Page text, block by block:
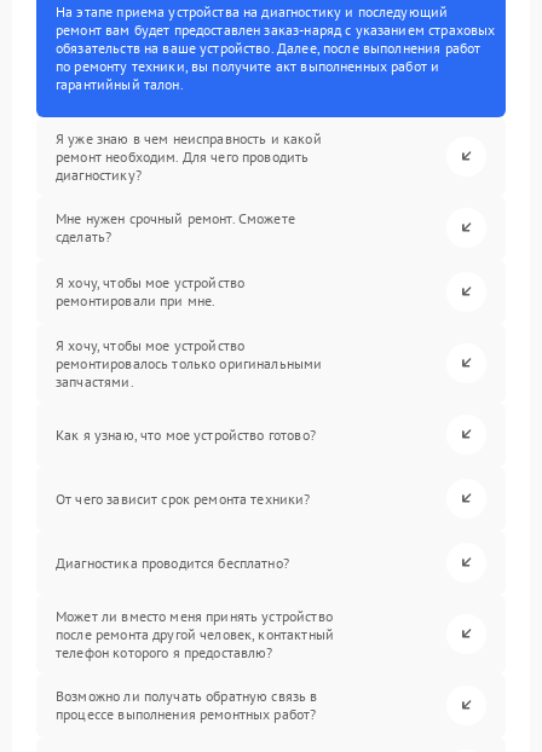
На этапе приема устройства на диагностику и последующий
ремонт вам будет предоставлен заказ-наряд с указанием страховых
обязательств на ваше устройство. Далее, после выполнения работ
по ремонту техники, вы получите акт выполненных работ и
гарантийный талон.
Я уже знаю в чем неисправность и какой
ремонт необходим. Для чего проводить
диагностику?
Мне нужен срочный ремонт. Сможете
сделать?
Я хочу, чтобы мое устройство
ремонтировали при мне.
Я хочу, чтобы мое устройство
ремонтировалось только оригинальными
запчастями.
Как я узнаю, что мое устройство готово?
От чего зависит срок ремонта техники?
Диагностика проводится бесплатно?
Может ли вместо меня принять устройство
после ремонта другой человек, контактный
телефон которого я предоставлю?
Возможно ли получать обратную связь в
процессе выполнения ремонтных работ?